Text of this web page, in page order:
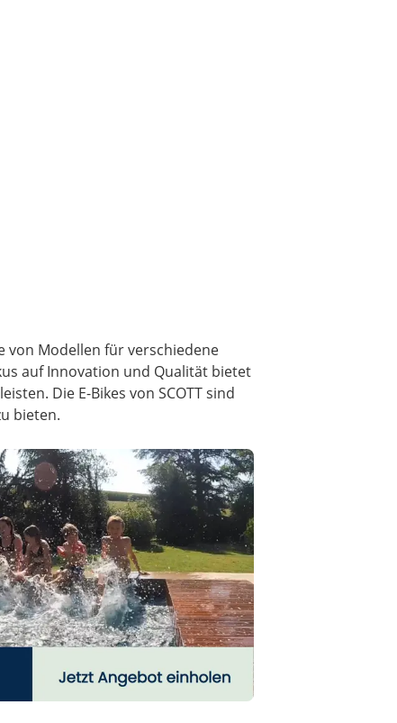
von Modellen für verschiedene
auf Innovation und Qualität bietet
Die E-Bikes von SCOTT sind
bieten.